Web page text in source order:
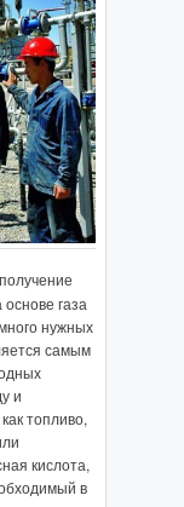
газа
нужных
самым
и
топливо,
кислота,
в